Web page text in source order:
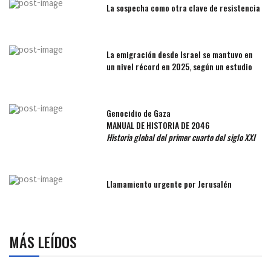
La sospecha como otra clave de resistencia
La emigración desde Israel se mantuvo en
un nivel récord en 2025, según un estudio
Genocidio de Gaza
MANUAL DE HISTORIA DE 2046
Historia global del primer cuarto del siglo XXI
Llamamiento urgente por Jerusalén
MÁS LEÍDOS